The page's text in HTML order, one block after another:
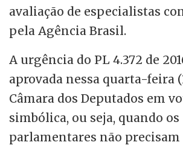
avaliação de especialistas
pela Agência Brasil.
A urgência do PL 4.372 de
aprovada nessa quarta-feira
Câmara dos Deputados em
simbólica, ou seja, quando os
parlamentares não